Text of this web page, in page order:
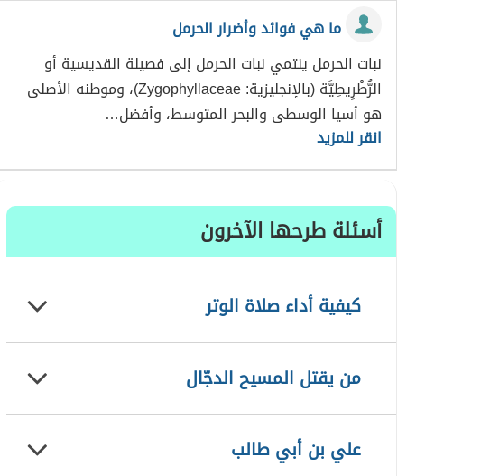
ما هي فوائد وأضرار الحرمل
نبات الحرمل ينتمي نبات الحرمل إلى فصيلة القديسية أو
الرُّطْرِيطِيَّة (بالإنجليزية: Zygophyllaceae)، وموطنه الأصلى
هو أسيا الوسطى والبحر المتوسط، وأفضل…
انقر للمزيد
أسئلة طرحها الآخرون
كيفية أداء صلاة الوتر
من يقتل المسيح الدجّال
علي بن أبي طالب